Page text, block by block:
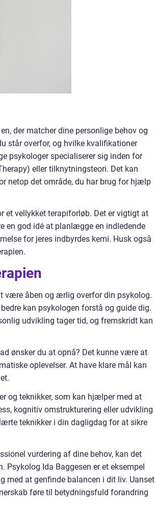
der matcher dine personlige behov og
står overfor, og hvilke kvalifikationer
psykologer specialiserer sig inden for
eller tilknytningsteori. Det kan
netop det område, du har brug for hjælp
et vellykket terapiforløb. Det er vigtigt at
en god idé at planlægge en indledende
for jeres indbyrdes kemi. Husk også
være åben og ærlig overfor din psykolog.
kan psykologen forstå og guide dig.
udvikling tager tid, og fremskridt kan
ønsker du at opnå? Det kunne være at
oplevelser. At have klare mål kan
og teknikker, som kan hjælper med at
kognitiv omstrukturering eller udvikling
teknikker i din dagligdag for at sikre
vurdering af dine behov, kan det
Ida Baggesen er et eksempel
at genfinde balancen i dit liv. Uanset
føre til betydningsfuld forandring